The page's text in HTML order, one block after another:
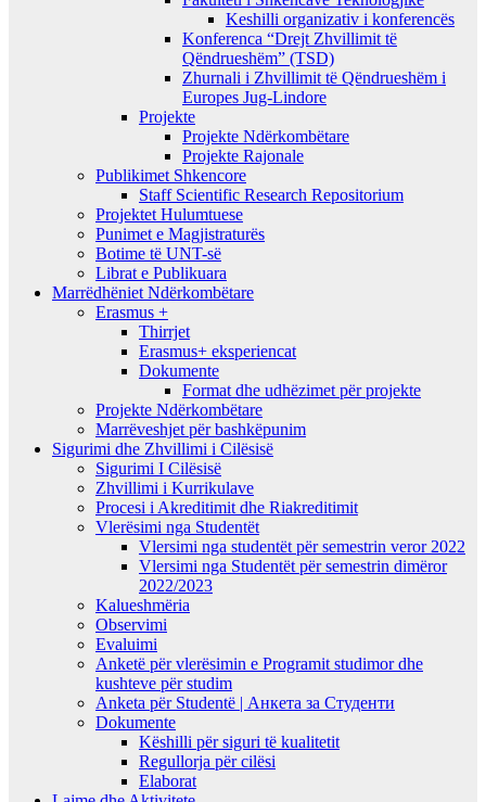
Keshilli organizativ i konferencës
Konferenca “Drejt Zhvillimit të
Qëndrueshëm” (TSD)
Zhurnali i Zhvillimit të Qëndrueshëm i
Europes Jug-Lindore
Projekte
Projekte Ndërkombëtare
Projekte Rajonale
Publikimet Shkencore
Staff Scientific Research Repositorium
Projektet Hulumtuese
Punimet e Magjistraturës
Botime të UNT-së
Librat e Publikuara
Marrëdhëniet Ndërkombëtare
Erasmus +
Thirrjet
Erasmus+ eksperiencat
Dokumente
Format dhe udhëzimet për projekte
Projekte Ndërkombëtare
Marrëveshjet për bashkëpunim
Sigurimi dhe Zhvillimi i Cilësisë
Sigurimi I Cilësisë
Zhvillimi i Kurrikulave
Procesi i Akreditimit dhe Riakreditimit
Vlerësimi nga Studentët
Vlersimi nga studentët për semestrin veror 2022
Vlersimi nga Studentët për semestrin dimëror
2022/2023
Kalueshmëria
Observimi
Evaluimi
Anketë për vlerësimin e Programit studimor dhe
kushteve për studim
Anketa për Studentë | Анкета за Студенти
Dokumente
Këshilli për siguri të kualitetit
Regullorja për cilësi
Elaborat